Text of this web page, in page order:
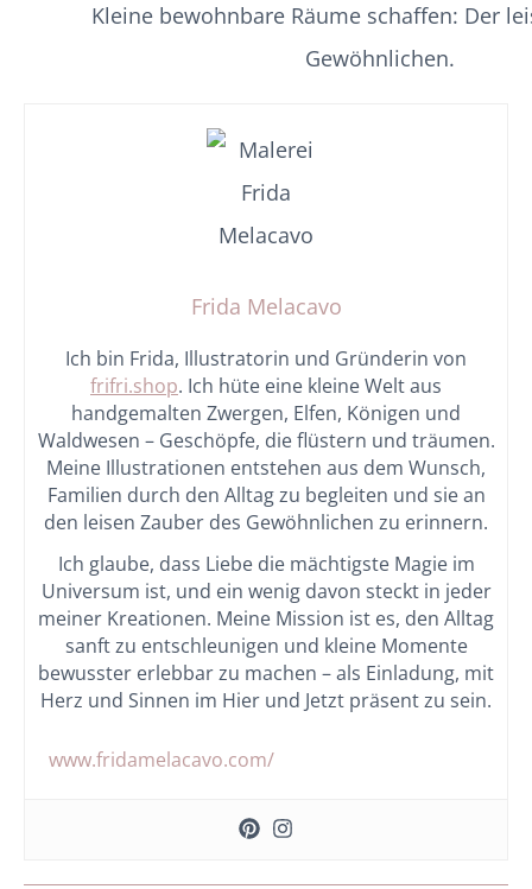
Kleine bewohnbare Räume schaffen: Der
Gewöhnlichen.
Frida Melacavo
Ich bin Frida, Illustratorin und Gründerin von
frifri.shop. Ich hüte eine kleine Welt aus
handgemalten Zwergen, Elfen, Königen und
Waldwesen – Geschöpfe, die flüstern und träumen.
Meine Illustrationen entstehen aus dem Wunsch,
Familien durch den Alltag zu begleiten und sie an
den leisen Zauber des Gewöhnlichen zu erinnern.
Ich glaube, dass Liebe die mächtigste Magie im
Universum ist, und ein wenig davon steckt in jeder
meiner Kreationen. Meine Mission ist es, den Alltag
sanft zu entschleunigen und kleine Momente
bewusster erlebbar zu machen – als Einladung, mit
Herz und Sinnen im Hier und Jetzt präsent zu sein.
www.fridamelacavo.com/